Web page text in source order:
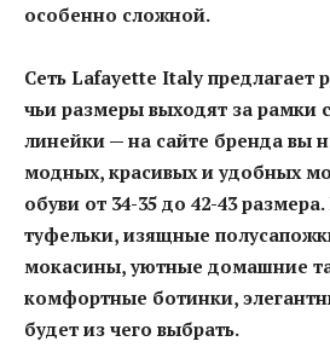
особенно сложной.
Сеть Lafayette Italy предлагает
чьи размеры выходят за рамки
линейки — на сайте бренда вы
модных, красивых и удобных
обуви от 34-35 до 42-43
туфельки, изящные
мокасины, уютные домашние
комфортные ботинки,
будет из чего выбрать.